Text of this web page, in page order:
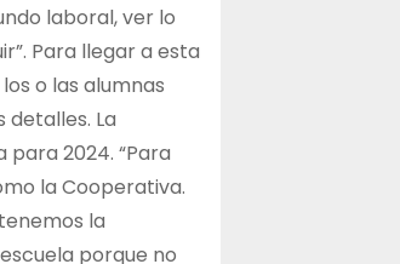
laboral, ver lo
Para llegar a esta
o las alumnas
La
2024. “Para
la Cooperativa.
la
porque no